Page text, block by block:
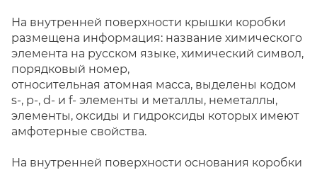
На внутренней поверхности крышки коробки
размещена информация: название химического
элемента на русском языке, химический символ,
порядковый номер,
относительная атомная масса, выделены кодом
s-, p-, d- и f- элементы и металлы, неметаллы,
элементы, оксиды и гидроксиды которых имеют
амфотерные свойства.
На внутренней поверхности основания коробки